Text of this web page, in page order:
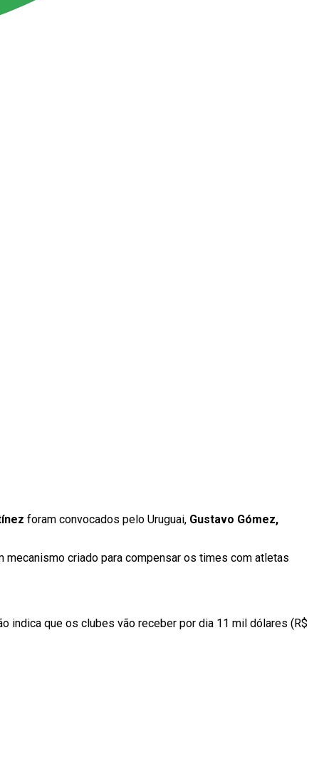
foram convocados pelo Uruguai, Gustavo Gómez,
mecanismo criado para compensar os times com atletas
indica que os clubes vão receber por dia 11 mil dólares (R$